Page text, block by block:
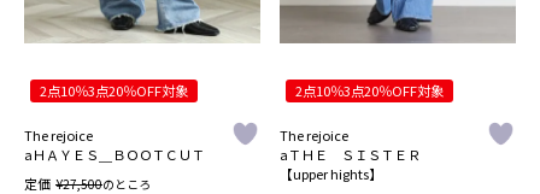
2点10％3点20％OFF対象
The rejoice
aＨＡＹＥＳ＿ＢＯＯＴＣＵＴ
定価 ¥27,500のところ
2点10％3点20％OFF対象
The rejoice
aＴＨＥ ＳＩＳＴＥＲ
【upper hights】